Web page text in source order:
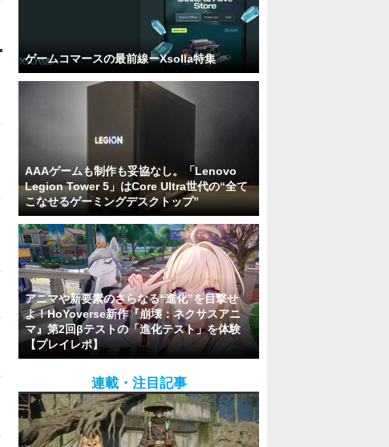
ゲームコマースの最前線ーXsolla特集
AAAゲームも制作も妥協なし。「Lenovo
Legion Tower 5」はCore Ultra世代の“全て
こなせるゲーミングデスクトップ”
アニマや新要素のさらなる“進化”を目撃せ
よ！HoYoverse新作『崩壊：ネクサスアニ
マ』第2回βテストの「進化テスト」を体験
【プレイレポ】
連載・注目記事